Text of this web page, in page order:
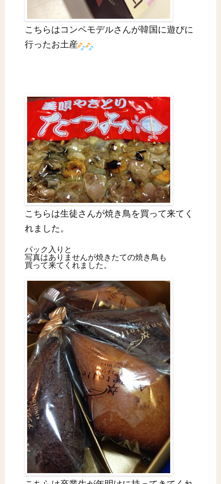
こちらはコンペモデルさんが韓国に遊びに
行ったお土産
こちらは生徒さんが焼き鳥を買って来てく
れました。
パック入りと
写真はありませんが焼きたての焼き鳥も
買って来てくれました。